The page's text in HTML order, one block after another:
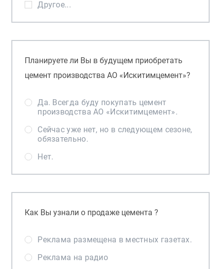
Другое...
Планируете ли Вы в будущем приобретать
цемент производства АО «Искитимцемент»?
Да. Всегда буду покупать цемент
производства АО «Искитимцемент».
Сейчас уже нет, но в следующем сезоне,
обязательно.
Нет.
Как Вы узнали о продаже цемента ?
Реклама размещена в местных газетах.
Реклама на радио